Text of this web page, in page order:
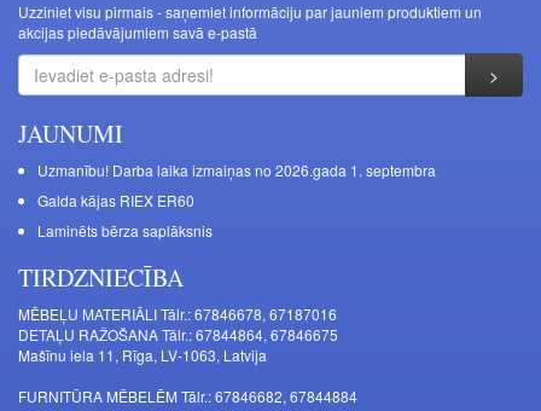
Uzziniet visu pirmais - saņemiet informāciju par jauniem produktiem un
akcijas piedāvājumiem savā e-pastā
JAUNUMI
Uzmanību! Darba laika izmaiņas no 2026.gada 1. septembra
Galda kājas RIEX ER60
Laminēts bērza saplāksnis
TIRDZNIECĪBA
MĒBEĻU MATERIĀLI Tālr.: 67846678, 67187016
DETAĻU RAŽOŠANA Tālr.: 67844864, 67846675
Mašīnu iela 11, Rīga, LV-1063, Latvija
FURNITŪRA MĒBELĒM Tālr.: 67846682, 67844884